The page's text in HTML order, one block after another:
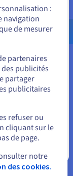
à ses
leur point
son
:
navigation
de mesurer
partenaires
publicités
partager
publicitaires
refuser ou
cliquant sur le
de page.
notre
des cookies.